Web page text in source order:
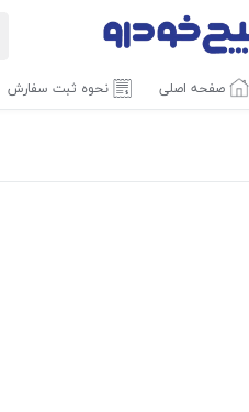
صفحه اصلی نحوه ثبت سفارش